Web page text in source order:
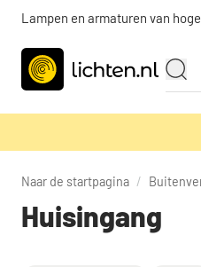
Lampen en armaturen van
Naar de startpagina /
Huisingang